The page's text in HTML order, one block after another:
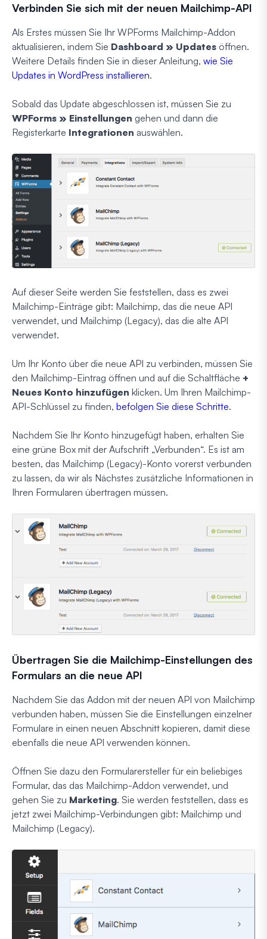
Verbinden Sie sich mit der neuen Mailchimp-API
Als Erstes müssen Sie Ihr WPForms Mailchimp-Addon
aktualisieren, indem Sie Dashboard » Updates öffnen.
Weitere Details finden Sie in dieser Anleitung, wie Sie
Updates in WordPress installieren.
Sobald das Update abgeschlossen ist, müssen Sie zu
WPForms » Einstellungen gehen und dann die
Registerkarte Integrationen auswählen.
Auf dieser Seite werden Sie feststellen, dass es zwei
Mailchimp-Einträge gibt: Mailchimp, das die neue API
verwendet, und Mailchimp (Legacy), das die alte API
verwendet.
Um Ihr Konto über die neue API zu verbinden, müssen Sie
den Mailchimp-Eintrag öffnen und auf die Schaltfläche +
Neues Konto hinzufügen klicken. Um Ihren Mailchimp-
API-Schlüssel zu finden, befolgen Sie diese Schritte.
Nachdem Sie Ihr Konto hinzugefügt haben, erhalten Sie
eine grüne Box mit der Aufschrift „Verbunden“. Es ist am
besten, das Mailchimp (Legacy)-Konto vorerst verbunden
zu lassen, da wir als Nächstes zusätzliche Informationen in
Ihren Formularen übertragen müssen.
Übertragen Sie die Mailchimp-Einstellungen des
Formulars an die neue API
Nachdem Sie das Addon mit der neuen API von Mailchimp
verbunden haben, müssen Sie die Einstellungen einzelner
Formulare in einen neuen Abschnitt kopieren, damit diese
ebenfalls die neue API verwenden können.
Öffnen Sie dazu den Formularersteller für ein beliebiges
Formular, das das Mailchimp-Addon verwendet, und
gehen Sie zu Marketing. Sie werden feststellen, dass es
jetzt zwei Mailchimp-Verbindungen gibt: Mailchimp und
Mailchimp (Legacy).